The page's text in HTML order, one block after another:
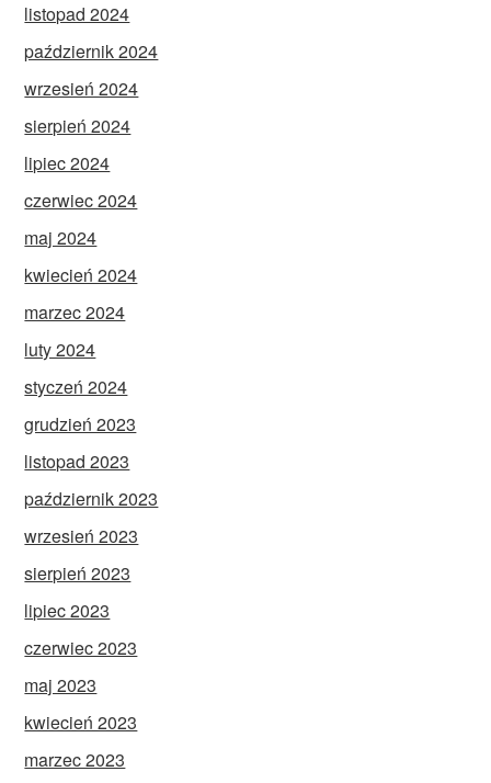
listopad 2024
październik 2024
wrzesień 2024
sierpień 2024
lipiec 2024
czerwiec 2024
maj 2024
kwiecień 2024
marzec 2024
luty 2024
styczeń 2024
grudzień 2023
listopad 2023
październik 2023
wrzesień 2023
sierpień 2023
lipiec 2023
czerwiec 2023
maj 2023
kwiecień 2023
marzec 2023